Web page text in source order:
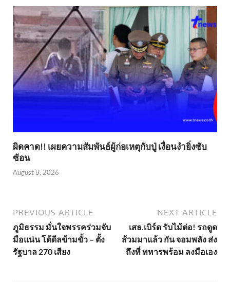
ผิดคาด!! เผยความสัมพันธ์ผู้ก่อเหตุกับปู่ เงื่อนงำยิ่งซับ
ซ้อน
August 8, 2026
PREVIOUS ARTICLE
ภูมิธรรม มั่นใจพรรคร่วมจับ
มือแน่น โต้ดีลข้ามขั้ว – ตั้ง
รัฐบาล 270 เสียง
NEXT ARTICLE
เสธ.เบิร์ด รับไม้ต่อ! รถดูด
ส้วมมาแล้ว กัน จอมพลัง ส่ง
ถึงที่ ทหารพร้อม ลงมือเอง